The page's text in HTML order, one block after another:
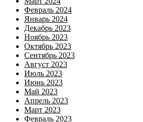
Февраль 2024
Январь 2024
Декабрь 2023
Ноябрь 2023
Октябрь 2023
Сентябрь 2023
Август 2023
Июль 2023
Июнь 2023
Май 2023
Апрель 2023
Март 2023
Февраль 2023